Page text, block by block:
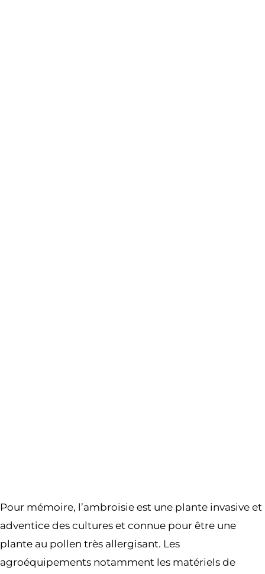
Pour mémoire, l’ambroisie est une plante invasive et
adventice des cultures et connue pour être une
plante au pollen très allergisant. Les
agroéquipements notamment les matériels de